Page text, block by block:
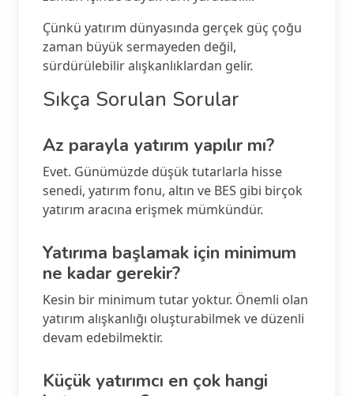
Çünkü yatırım dünyasında gerçek güç çoğu
zaman büyük sermayeden değil,
sürdürülebilir alışkanlıklardan gelir.
Sıkça Sorulan Sorular
Az parayla yatırım yapılır mı?
Evet. Günümüzde düşük tutarlarla hisse
senedi, yatırım fonu, altın ve BES gibi birçok
yatırım aracına erişmek mümkündür.
Yatırıma başlamak için minimum
ne kadar gerekir?
Kesin bir minimum tutar yoktur. Önemli olan
yatırım alışkanlığı oluşturabilmek ve düzenli
devam edebilmektir.
Küçük yatırımcı en çok hangi